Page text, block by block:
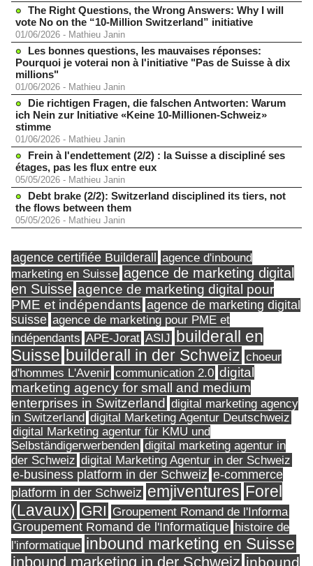
The Right Questions, the Wrong Answers: Why I will
vote No on the “10-Million Switzerland” initiative
01/06/2026 - Mathieu Janin
Les bonnes questions, les mauvaises réponses:
Pourquoi je voterai non à l'initiative "Pas de Suisse à dix
millions"
01/06/2026 - Mathieu Janin
Die richtigen Fragen, die falschen Antworten: Warum
ich Nein zur Initiative «Keine 10-Millionen-Schweiz»
stimme
01/06/2026 - Mathieu Janin
Frein à l'endettement (2/2) : la Suisse a discipliné ses
étages, pas les flux entre eux
05/05/2026 - Mathieu Janin
Debt brake (2/2): Switzerland disciplined its tiers, not
the flows between them
05/05/2026 - Mathieu Janin
agence certifiée Builderall
agence d'inbound
marketing en Suisse agence de marketing digital
en Suisse agence de marketing digital pour
PME et indépendants agence de marketing digital
suisse agence de marketing pour PME et
indépendants APE-Jorat ASIJ builderall en
Suisse builderall in der Schweiz choeur
d'hommes L'Avenir communication 2.0 digital
marketing agency for small and medium
enterprises in Switzerland digital marketing agency
in Switzerland digital Marketing Agentur Deutschweiz
digital Marketing agentur für KMU und
Selbständigerwerbenden digital marketing agentur in
der Schweiz digital Marketing Agentur in der Schweiz
e-business platform in der Schweiz e-commerce
platform in der Schweiz emjiventures Forel
(Lavaux) GRI Groupement Romand de l'Informa
Groupement Romand de l'Informatique histoire de
l'informatique inbound marketing en Suisse
inbound marketing in der Schweiz inbound